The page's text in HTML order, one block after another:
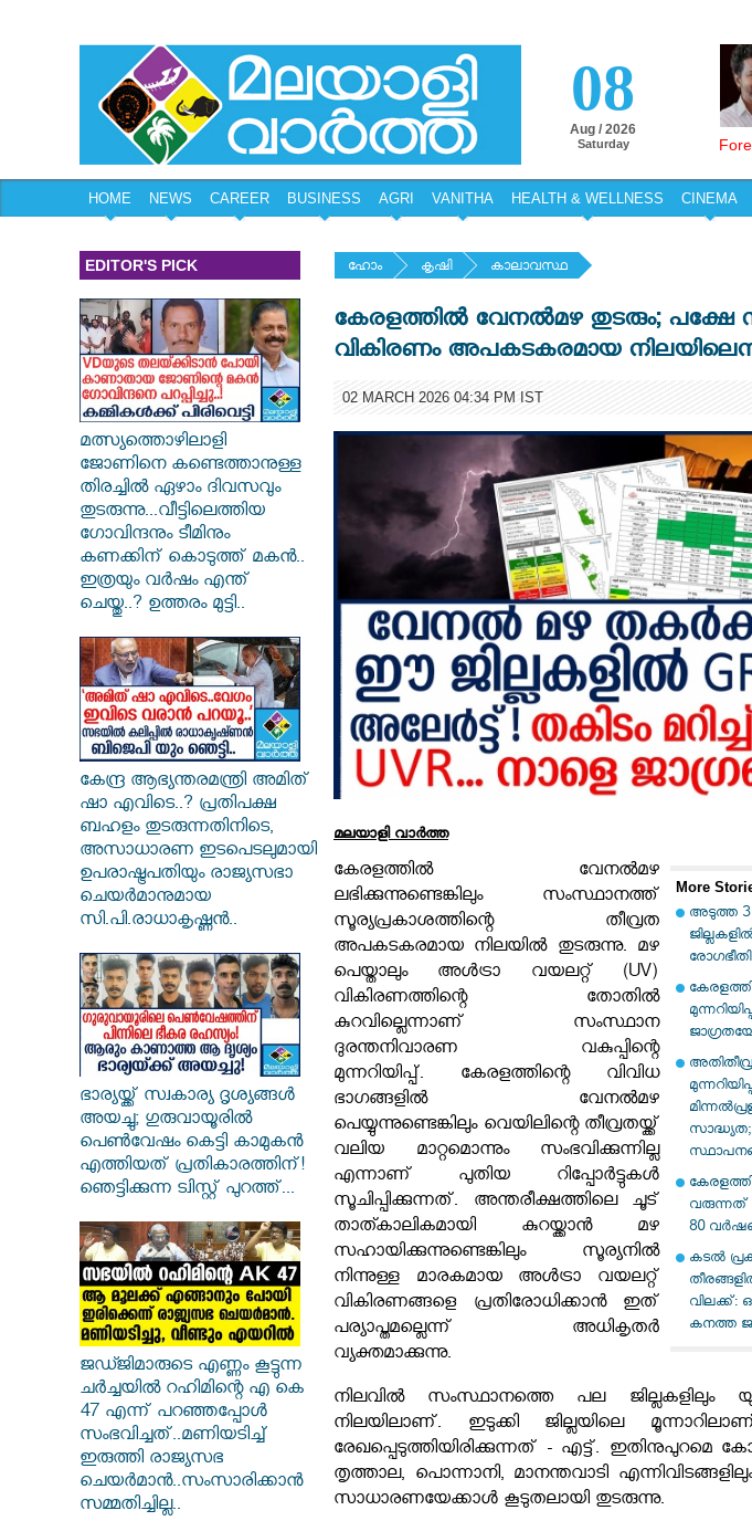
08
Aug / 2026
Saturday
HOME NEWS CAREER BUSINESS AGRI VANITHA HEALTH & WELLNESS CINEMA
EDITOR'S PICK
മത്സ്യത്തൊഴിലാളി
ജോണിനെ കണ്ടെത്താനുള്ള
തിരച്ചിൽ ഏഴാം ദിവസവും
തുടരുന്നു...വീട്ടിലെത്തിയ
ഗോവിന്ദനും ടീമിനും
കണക്കിന് കൊടുത്ത് മകൻ..
ഇത്രയും വർഷം എന്ത്
ചെയ്തു..? ഉത്തരം മുട്ടി..
കേന്ദ്ര ആഭ്യന്തരമന്ത്രി അമിത്
ഷാ എവിടെ..? പ്രതിപക്ഷ
ബഹളം തുടരുന്നതിനിടെ,
അസാധാരണ ഇടപെടലുമായി
ഉപരാഷ്ട്രപതിയും രാജ്യസഭാ
ചെയർമാനുമായ
സി.പി.രാധാകൃഷ്ണൻ..
ഭാര്യയ്ക്ക് സ്വകാര്യ ദൃശ്യങ്ങൾ
അയച്ചു; ഗുരുവായൂരിൽ
പെൺവേഷം കെട്ടി കാമുകൻ
എത്തിയത് പ്രതികാരത്തിന്!
ഞെട്ടിക്കുന്ന ട്വിസ്റ്റ് പുറത്ത്...
ജഡ്ജിമാരുടെ എണ്ണം കൂട്ടുന്ന
ചർച്ചയിൽ റഹിമിന്റെ എ കെ
47 എന്ന് പറഞ്ഞപ്പോൾ
സംഭവിച്ചത്..മണിയടിച്ച്
ഇരുത്തി രാജ്യസഭ
ചെയർമാൻ..സംസാരിക്കാൻ
സമ്മതിച്ചില്ല..
ഹോം കൃഷി കാലാവസ്ഥ
കേരളത്തിൽ വേനൽമഴ തുടരും; പക്ഷേ
വികിരണം അപകടകരമായ നിലയിലെന്ന്
02 MARCH 2026 04:34 PM IST
മലയാളി വാര്‍ത്ത
More
അടുത്ത
സാദ്ധ്യത;
വരുന്നത്
80
കടൽ
വിലക്ക്:
കനത്ത
കേരളത്തിൽ വേനൽമഴ
ലഭിക്കുന്നുണ്ടെങ്കിലും സംസ്ഥാനത്ത്
സൂര്യപ്രകാശത്തിന്റെ തീവ്രത
അപകടകരമായ നിലയിൽ തുടരുന്നു. മഴ
പെയ്താലും അൾട്രാ വയലറ്റ് (UV)
വികിരണത്തിന്റെ തോതിൽ
കുറവില്ലെന്നാണ് സംസ്ഥാന
ദുരന്തനിവാരണ വകുപ്പിന്റെ
മുന്നറിയിപ്പ്. കേരളത്തിന്റെ വിവിധ
ഭാഗങ്ങളിൽ വേനൽമഴ
പെയ്യുന്നുണ്ടെങ്കിലും വെയിലിന്റെ തീവ്രതയ്ക്ക്
വലിയ മാറ്റമൊന്നും സംഭവിക്കുന്നില്ല
എന്നാണ് പുതിയ റിപ്പോർട്ടുകൾ
സൂചിപ്പിക്കുന്നത്. അന്തരീക്ഷത്തിലെ ചൂട്
താത്കാലികമായി കുറയ്ക്കാൻ മഴ
സഹായിക്കുന്നുണ്ടെങ്കിലും സൂര്യനിൽ
നിന്നുള്ള മാരകമായ അൾട്രാ വയലറ്റ്
വികിരണങ്ങളെ പ്രതിരോധിക്കാൻ ഇത്
പര്യാപ്തമല്ലെന്ന് അധികൃതർ
വ്യക്തമാക്കുന്നു.
നിലവിൽ സംസ്ഥാനത്തെ പല
നിലയിലാണ്. ഇടുക്കി ജില്ലയിലെ
രേഖപ്പെടുത്തിയിരിക്കുന്നത് - എട്ട്. ഇതിനുപുറമെ
തൃത്താല, പൊന്നാനി, മാനന്തവാടി
സാധാരണയേക്കാൾ കൂടുതലായി തുടരുന്നു.